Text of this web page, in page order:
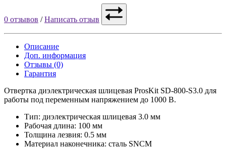
0 отзывов /Написать отзыв
Описание
Доп. информация
Отзывы (0)
Гарантия
Отвертка диэлектрическая шлицевая ProsKit SD-800-S3.0 для
работы под переменным напряжением до 1000 В.
Тип: диэлектрическая шлицевая 3.0 мм
Рабочая длина: 100 мм
Толщина лезвия: 0.5 мм
Материал наконечника: сталь SNCM